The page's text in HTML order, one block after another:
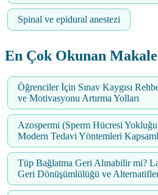
Spinal ve epidural anestezi
En Çok Okunan
Öğrenciler İçin Sınav Kaygısı
ve Motivasyonu Artırma Yolları
Azospermi (Sperm Hücresi
Modern Tedavi Yöntemleri
Tüp Bağlatma Geri Alınabilir mi?
Geri Dönüşümlülüğü ve